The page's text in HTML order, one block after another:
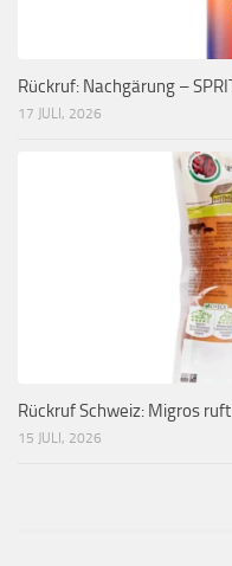
Rückruf: Nachgärung –
17 JULI, 2026
Rückruf Schweiz: Migros
15 JULI, 2026